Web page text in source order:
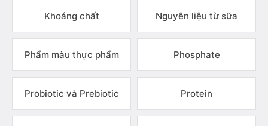
Khoáng chất Nguyên liệu từ sữa
Phẩm màu thực phẩm Phosphate
Probiotic và Prebiotic Protein